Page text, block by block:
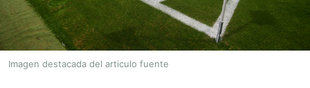
Imagen destacada del articulo fuente